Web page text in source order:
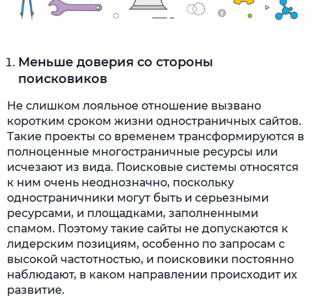
Меньше доверия со стороны
поисковиков
Не слишком лояльное отношение вызвано
коротким сроком жизни одностраничных сайтов.
Такие проекты со временем трансформируются в
полноценные многостраничные ресурсы или
исчезают из вида. Поисковые системы относятся
к ним очень неоднозначно, поскольку
одностраничники могут быть и серьезными
ресурсами, и площадками, заполненными
спамом. Поэтому такие сайты не допускаются к
лидерским позициям, особенно по запросам с
высокой частотностью, и поисковики постоянно
наблюдают, в каком направлении происходит их
развитие.